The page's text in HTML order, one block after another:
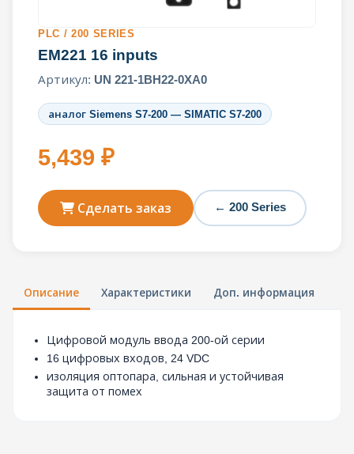
PLC / 200 SERIES
EM221 16 inputs
Артикул: UN 221-1BH22-0XA0
аналог Siemens S7-200 — SIMATIC S7-200
5,439 ₽
Сделать заказ ← 200 Series
Описание Характеристики Доп. информация
Цифровой модуль ввода 200-ой серии
16 цифровых входов, 24 VDC
изоляция оптопара, сильная и устойчивая
защита от помех